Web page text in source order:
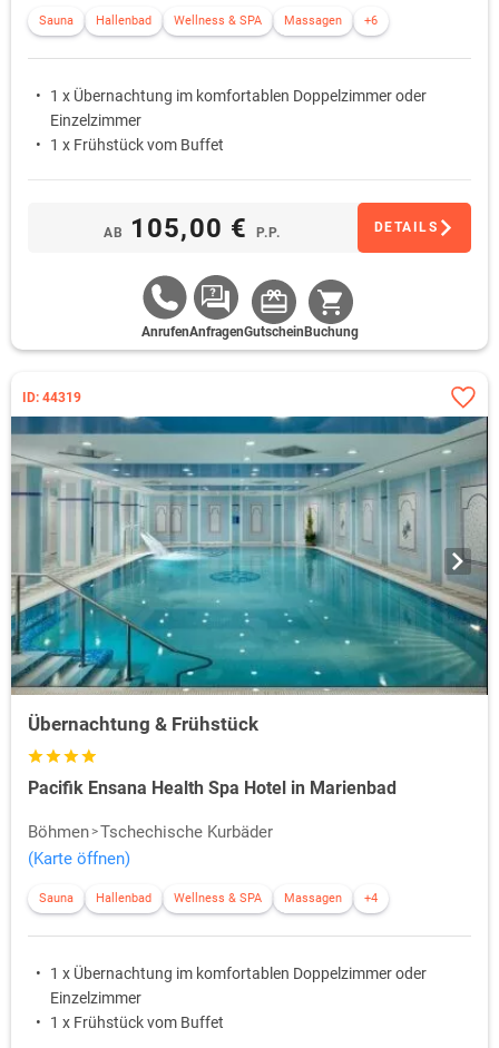
Sauna Hallenbad Wellness & SPA Massagen +6
1 x Übernachtung im komfortablen Doppelzimmer oder
Einzelzimmer
1 x Frühstück vom Buffet
AB 105,00 € P.P. DETAILS
AnrufenAnfragenGutschein Buchung
ID: 44319
Übernachtung & Frühstück
Pacifik Ensana Health Spa Hotel in Marienbad
Böhmen Tschechische Kurbäder
(Karte öffnen)
Sauna Hallenbad Wellness & SPA Massagen +4
1 x Übernachtung im komfortablen Doppelzimmer oder
Einzelzimmer
1 x Frühstück vom Buffet